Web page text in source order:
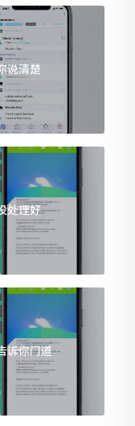
说清楚
处理好
诉你门道